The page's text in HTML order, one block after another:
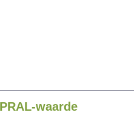
waarde